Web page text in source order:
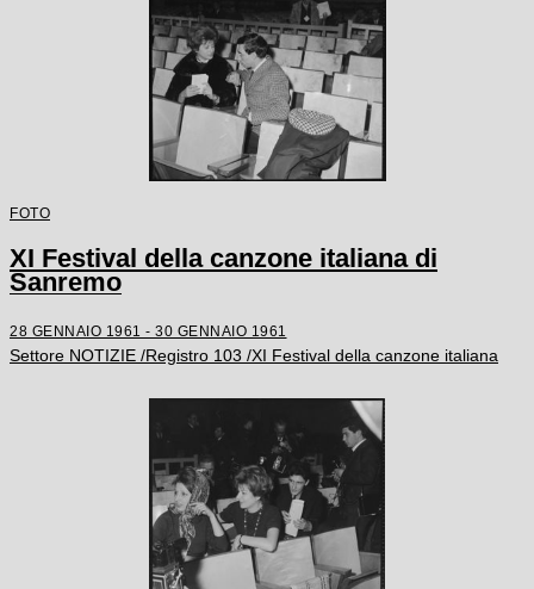
FOTO
XI Festival della canzone italiana di
Sanremo
28 GENNAIO 1961 - 30 GENNAIO 1961
Settore NOTIZIE /Registro 103 /XI Festival della canzone italiana